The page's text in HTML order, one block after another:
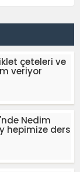
çeteleri ve
veriyor
Nedim
hepimize ders